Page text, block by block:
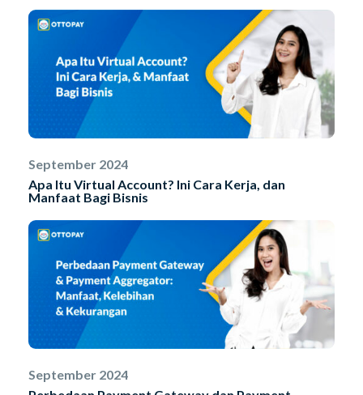
September 2024
Apa Itu Virtual Account? Ini Cara Kerja, dan
Manfaat Bagi Bisnis
September 2024